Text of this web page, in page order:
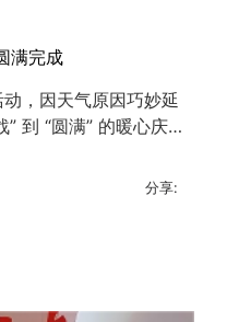
满完成
，因天气原因巧妙延
到 “圆满” 的暖心庆
分享: